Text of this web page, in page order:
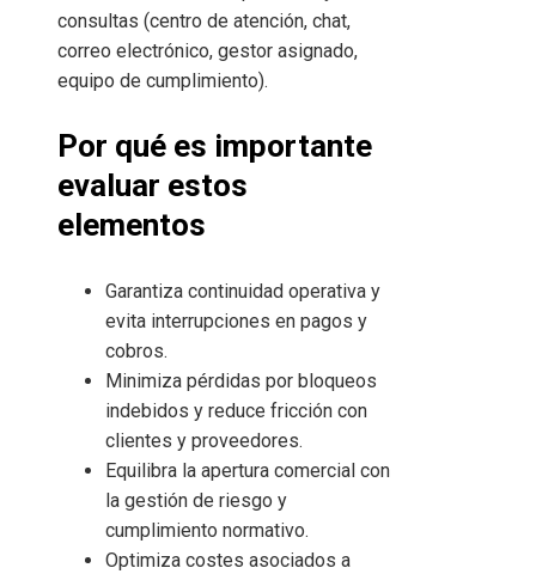
consultas (centro de atención, chat,
correo electrónico, gestor asignado,
equipo de cumplimiento).
Por qué es importante
evaluar estos
elementos
Garantiza continuidad operativa y
evita interrupciones en pagos y
cobros.
Minimiza pérdidas por bloqueos
indebidos y reduce fricción con
clientes y proveedores.
Equilibra la apertura comercial con
la gestión de riesgo y
cumplimiento normativo.
Optimiza costes asociados a